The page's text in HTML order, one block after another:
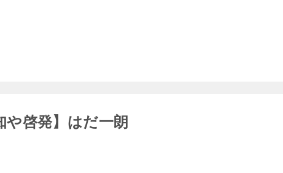
啓発】はだ一朗